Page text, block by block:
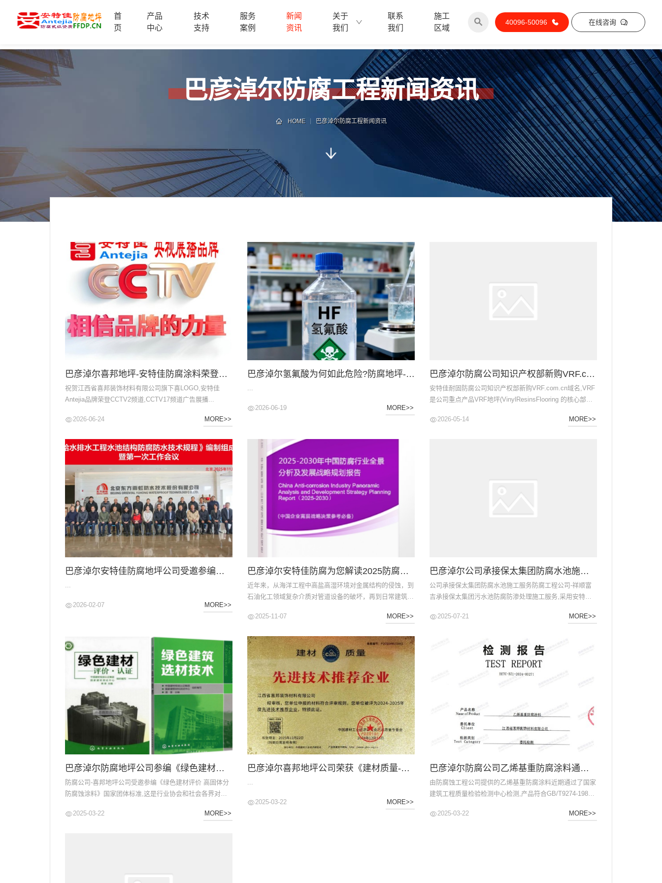
首
页
产品
中心
技术
支持
服务
案例
新闻
资讯
关于
我们
联系
我们
施工
区域
40096-50096 在线咨询
品
中
心
技
术
资
区
联
系
我
电
话
咨
巴彦淖尔防腐工程新闻资讯
HOME 巴彦淖尔防腐工程新闻资讯
巴彦淖尔喜邦地坪-安特佳防腐涂料荣登CCTV央视展播
祝贺江西省喜邦装饰材料有限公司旗下喜LOGO,安特佳
Antejia品牌荣登CCTV2频道,CCTV17频道广告展播...
2026-06-24 MORE>>
巴彦淖尔氢氟酸为何如此危险?防腐地坪-水池防腐防渗施工应注意!
...
2026-06-19 MORE>>
巴彦淖尔防腐公司知识产权部新购VRF.com.cn域名
安特佳耐固防腐公司知识产权部新购VRF.com.cn域名,VRF
是公司重点产品VRF地坪(VinylResinsFlooring 的核心部分,
步,VRF地坪是公司在2026年着重打造的超强耐腐蚀的涂装
2026-05-14 MORE>>
巴彦淖尔安特佳防腐地坪公司受邀参编《给水排水工程水池结构防腐防水技术规程》国家团体标准
...
2026-02-07 MORE>>
巴彦淖尔安特佳防腐为您解读2025防腐行业市场规模及未来趋势分析
近年来，从海洋工程中高盐高湿环境对金属结构的侵蚀，到
石油化工领域复杂介质对管道设备的破坏，再到日常建筑因
2025-11-07
MORE>>
巴彦淖尔公司承接保太集团防腐水池施工服务
公司承接保太集团防腐水池施工服务防腐工程公司-祥顺富
吉承接保太集团污水池防腐防渗处理施工服务,采用安特佳
2025-07-21
MORE>>
巴彦淖尔防腐地坪公司参编《绿色建材评价 高固体分防腐蚀涂料》国家团体标准
防腐公司-喜邦地坪公司受邀参编《绿色建材评价 高固体分
防腐蚀涂料》国家团体标准,这是行业协会和社会各界对于
腐事业部要不断创新,开发出更多更好的符合市场需求的防
2025-03-22 MORE>>
巴彦淖尔喜邦地坪公司荣获《建材质量-先进技术推荐企业》称号
...
2025-03-22 MORE>>
巴彦淖尔防腐公司乙烯基重防腐涂料通过国家建筑工程质量检验检测中心检测
由防腐蚀工程公司提供的乙烯基重防腐涂料近期通过了国家
建筑工程质量检验检测中心检测,产品符合GB/T9274-1988
2025-03-22
MORE>>